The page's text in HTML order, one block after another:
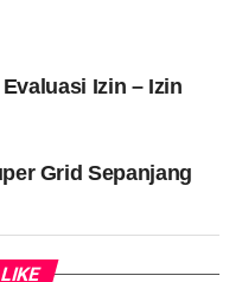
Izin – Izin
Grid Sepanjang